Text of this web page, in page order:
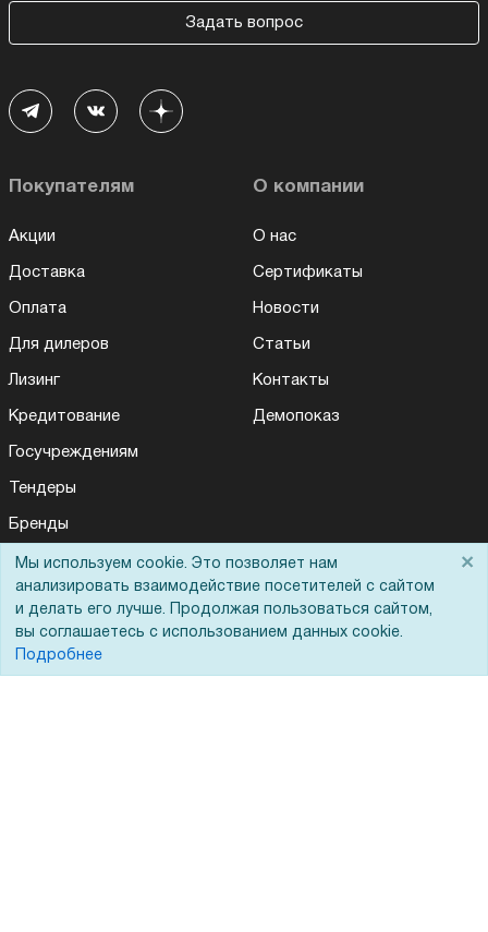
Задать вопрос
Покупателям
Акции
Доставка
Оплата
Для дилеров
Лизинг
Кредитование
Госучреждениям
Тендеры
Бренды
ЭДО
О компании
О нас
Сертификаты
Новости
Статьи
Контакты
Демопоказ
Помощь
Мы используем cookie. Это позволяет нам
анализировать взаимодействие посетителей с сайтом
и делать его лучше. Продолжая пользоваться сайтом,
вы соглашаетесь с использованием данных cookie.
Подробнее
×